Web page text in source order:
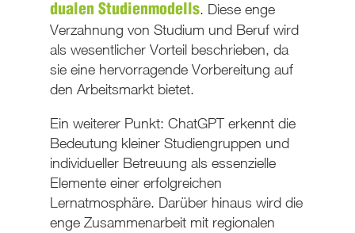
dualen Studienmodells. Diese enge
Verzahnung von Studium und Beruf wird
als wesentlicher Vorteil beschrieben, da
sie eine hervorragende Vorbereitung auf
den Arbeitsmarkt bietet.
Ein weiterer Punkt: ChatGPT erkennt die
Bedeutung kleiner Studiengruppen und
individueller Betreuung als essenzielle
Elemente einer erfolgreichen
Lernatmosphäre. Darüber hinaus wird die
enge Zusammenarbeit mit regionalen